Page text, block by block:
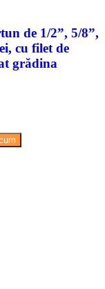
de 1/2”, 5/8”,
cu filet de
grădina